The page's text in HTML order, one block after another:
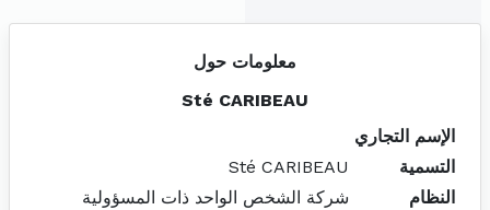
معلومات حول
Sté CARIBEAU
الإسم التجاري
التسمية
Sté CARIBEAU
النظام
شركة الشخص الواحد ذات المسؤولية